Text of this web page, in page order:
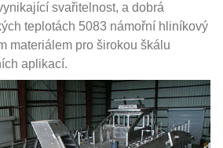
svařitelnost, a dobrá
teplotách 5083 námořní hliníkový
materiálem pro širokou škálu
aplikací.